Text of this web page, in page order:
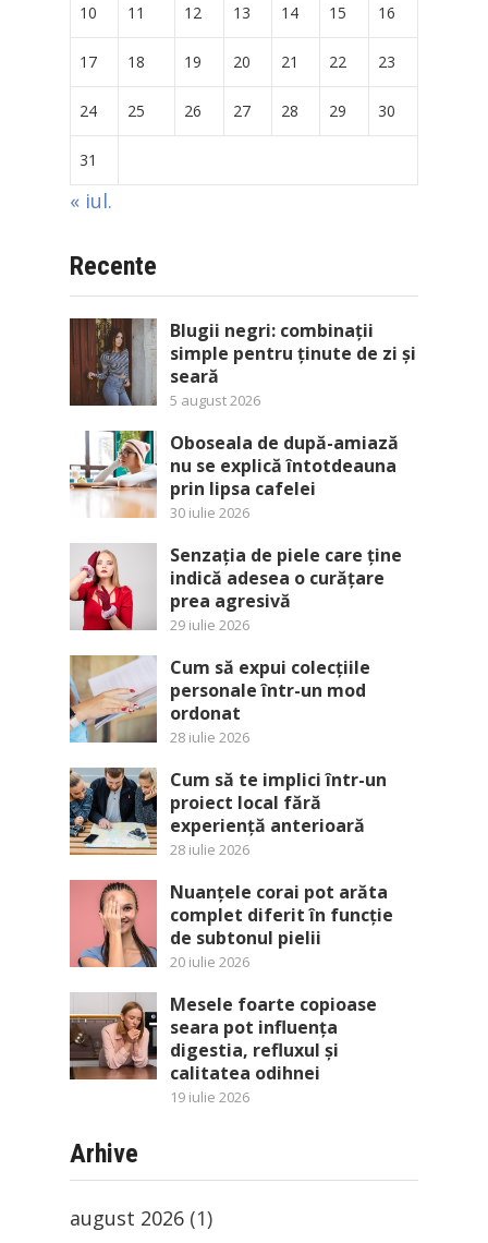
10 11 12 13 14 15 16
17 18 19 20 21 22 23
24 25 26 27 28 29 30
31
« iul.
Recente
Blugii negri: combinații
simple pentru ținute de zi și
seară
5 august 2026
Oboseala de după-amiază
nu se explică întotdeauna
prin lipsa cafelei
30 iulie 2026
Senzația de piele care ține
indică adesea o curățare
prea agresivă
29 iulie 2026
Cum să expui colecțiile
personale într-un mod
ordonat
28 iulie 2026
Cum să te implici într-un
proiect local fără
experiență anterioară
28 iulie 2026
Nuanțele corai pot arăta
complet diferit în funcție
de subtonul pielii
20 iulie 2026
Mesele foarte copioase
seara pot influența
digestia, refluxul și
calitatea odihnei
19 iulie 2026
Arhive
august 2026 (1)